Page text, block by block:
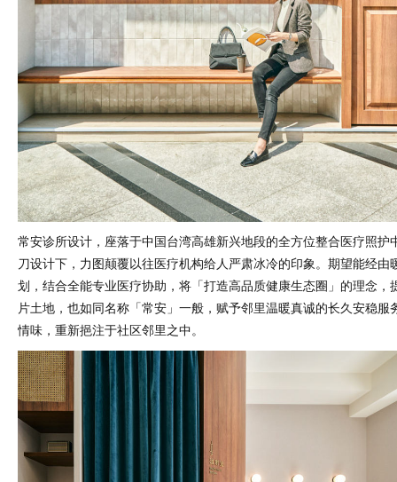
常安诊所设计，座落于中国台湾高雄新兴地段的全方位整合医疗照护
刀设计下，力图颠覆以往医疗机构给人严肃冰冷的印象。期望能经由
划，结合全能专业医疗协助，将「打造高品质健康生态圈」的理念，
片土地，也如同名称「常安」一般，赋予邻里温暖真诚的长久安稳服
情味，重新挹注于社区邻里之中。